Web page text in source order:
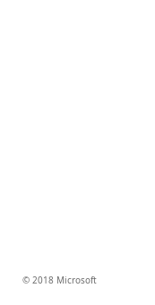
© 2018 Microsoft